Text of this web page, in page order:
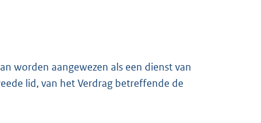
worden aangewezen als een dienst van
lid, van het Verdrag betreffende de